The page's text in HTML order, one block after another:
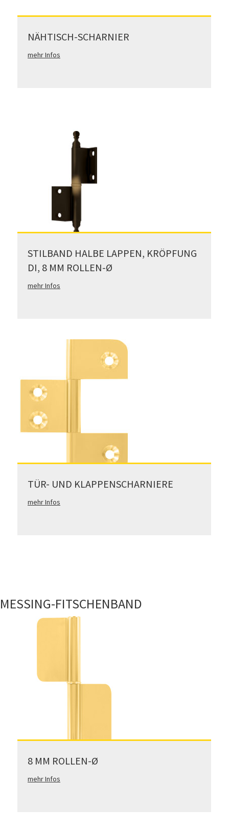
NÄHTISCH-SCHARNIER
mehr Infos
STILBAND HALBE LAPPEN, KRÖPFUNG
DI, 8 MM ROLLEN-Ø
mehr Infos
TÜR- UND KLAPPENSCHARNIERE
mehr Infos
MESSING-FITSCHENBAND
8 MM ROLLEN-Ø
mehr Infos